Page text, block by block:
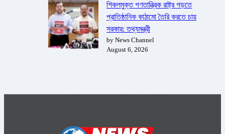
শিকলমুক্ত গণতান্ত্রিক রাষ্ট্র গড়তে
প্রাতিষ্ঠানিক কাঠামো তৈরি করতে চায়
সরকার: তথ্যমন্ত্রী
by News Channel
August 6, 2026